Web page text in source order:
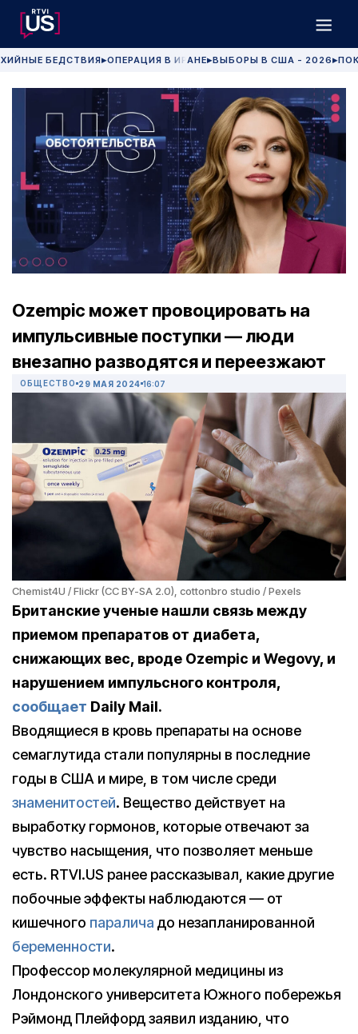
БЕДСТВИЯ▶ОПЕРАЦИЯ В ИРАНЕ▶ВЫБОРЫ В США - 2026 ▶
Ozempic может провоцировать на
импульсивные поступки — люди
внезапно разводятся и переезжают
ОБЩЕСТВО 29 МАЯ 2024 16:07
Chemist4U / Flickr (CC BY-SA 2.0), cottonbro studio / Pexels
Британские ученые нашли связь между
приемом препаратов от диабета,
снижающих вес, вроде Ozempic и Wegovy, и
нарушением импульсного контроля,
сообщает Daily Mail.
Вводящиеся в кровь препараты на основе
семаглутида стали популярны в последние
годы в США и мире, в том числе среди
знаменитостей. Вещество действует на
выработку гормонов, которые отвечают за
чувство насыщения, что позволяет меньше
есть. RTVI.US ранее рассказывал, какие другие
побочные эффекты наблюдаются — от
кишечного паралича до незапланированной
беременности.
Профессор молекулярной медицины из
Лондонского университета Южного побережья
Рэймонд Плейфорд заявил изданию, что